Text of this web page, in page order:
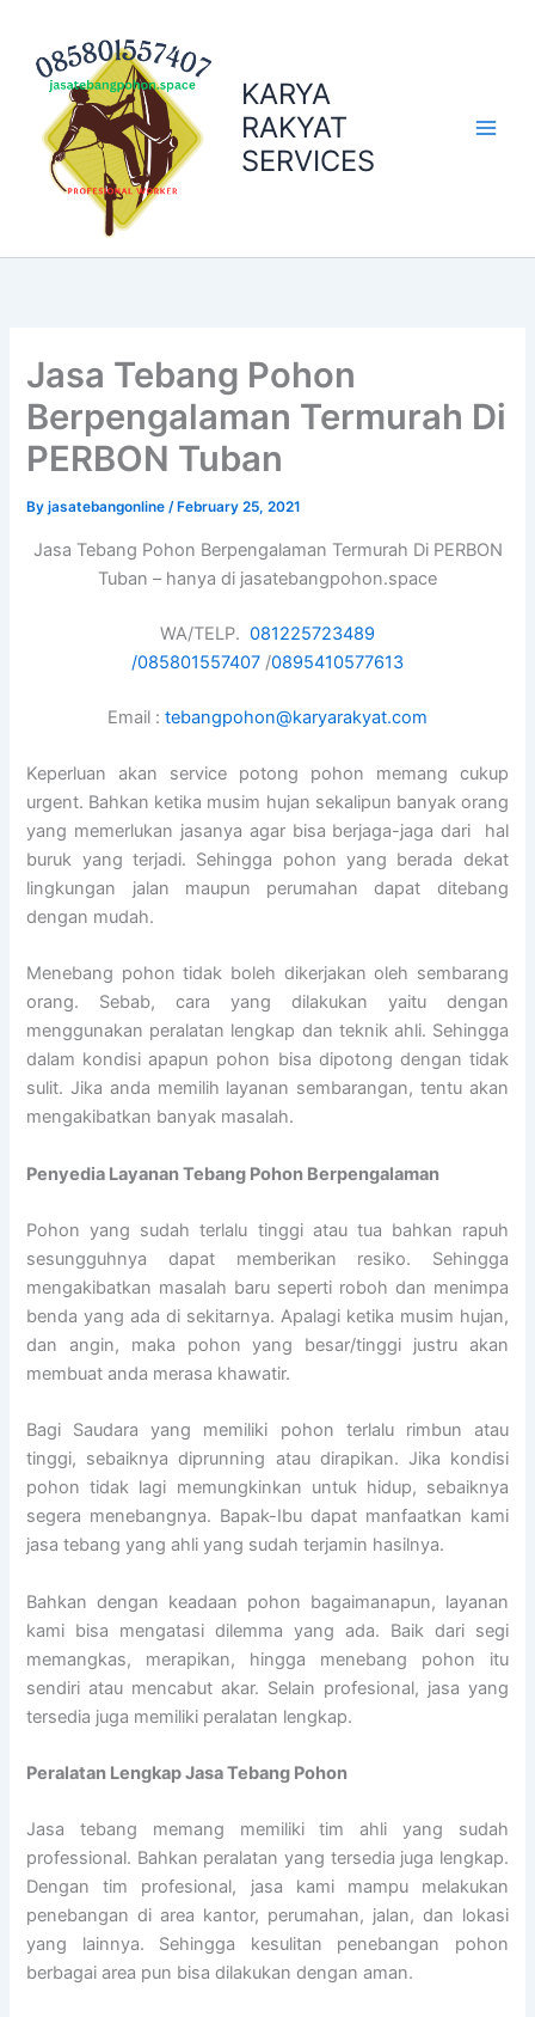
content
KARYA
RAKYAT
SERVICES
Jasa Tebang Pohon
Berpengalaman Termurah Di
PERBON Tuban
Byjasatebangonline/ February 25, 2021
Jasa Tebang Pohon Berpengalaman Termurah Di PERBON
Tuban – hanya di jasatebangpohon.space
WA/TELP. 081225723489
/085801557407 /0895410577613
Email : tebangpohon@karyarakyat.com
Keperluan akan service potong pohon memang cukup
urgent. Bahkan ketika musim hujan sekalipun banyak orang
yang memerlukan jasanya agar bisa berjaga-jaga dari hal
buruk yang terjadi. Sehingga pohon yang berada dekat
lingkungan jalan maupun perumahan dapat ditebang
dengan mudah.
Menebang pohon tidak boleh dikerjakan oleh sembarang
orang. Sebab, cara yang dilakukan yaitu dengan
menggunakan peralatan lengkap dan teknik ahli. Sehingga
dalam kondisi apapun pohon bisa dipotong dengan tidak
sulit. Jika anda memilih layanan sembarangan, tentu akan
mengakibatkan banyak masalah.
Penyedia Layanan Tebang Pohon Berpengalaman
Pohon yang sudah terlalu tinggi atau tua bahkan rapuh
sesungguhnya dapat memberikan resiko. Sehingga
mengakibatkan masalah baru seperti roboh dan menimpa
benda yang ada di sekitarnya. Apalagi ketika musim hujan,
dan angin, maka pohon yang besar/tinggi justru akan
membuat anda merasa khawatir.
Bagi Saudara yang memiliki pohon terlalu rimbun atau
tinggi, sebaiknya diprunning atau dirapikan. Jika kondisi
pohon tidak lagi memungkinkan untuk hidup, sebaiknya
segera menebangnya. Bapak-Ibu dapat manfaatkan kami
jasa tebang yang ahli yang sudah terjamin hasilnya.
Bahkan dengan keadaan pohon bagaimanapun, layanan
kami bisa mengatasi dilemma yang ada. Baik dari segi
memangkas, merapikan, hingga menebang pohon itu
sendiri atau mencabut akar. Selain profesional, jasa yang
tersedia juga memiliki peralatan lengkap.
Peralatan Lengkap Jasa Tebang Pohon
Jasa tebang memang memiliki tim ahli yang sudah
professional. Bahkan peralatan yang tersedia juga lengkap.
Dengan tim profesional, jasa kami mampu melakukan
penebangan di area kantor, perumahan, jalan, dan lokasi
yang lainnya. Sehingga kesulitan penebangan pohon
berbagai area pun bisa dilakukan dengan aman.